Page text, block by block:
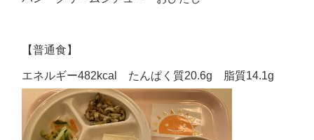
【普通食】
エネルギー482kcal たんぱく質20.6g 脂質14.1g